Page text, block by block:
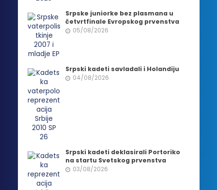
Srpske juniorke bez plasmana u
četvrtfinale Evropskog prvenstva
05/08/2026
Srpski kadeti savladali i Holandiju
04/08/2026
Srpski kadeti deklasirali Portoriko
na startu Svetskog prvenstva
03/08/2026